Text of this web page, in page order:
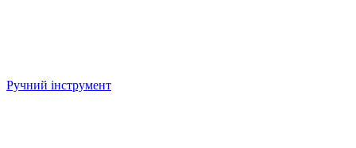
Ручний інструмент